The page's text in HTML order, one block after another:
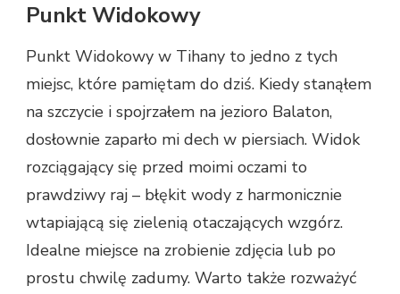
Punkt Widokowy
Punkt Widokowy w Tihany to jedno z tych
miejsc, które pamiętam do dziś. Kiedy stanąłem
na szczycie i spojrzałem na jezioro Balaton,
dosłownie zaparło mi dech w piersiach. Widok
rozciągający się przed moimi oczami to
prawdziwy raj – błękit wody z harmonicznie
wtapiającą się zielenią otaczających wzgórz.
Idealne miejsce na zrobienie zdjęcia lub po
prostu chwilę zadumy. Warto także rozważyć